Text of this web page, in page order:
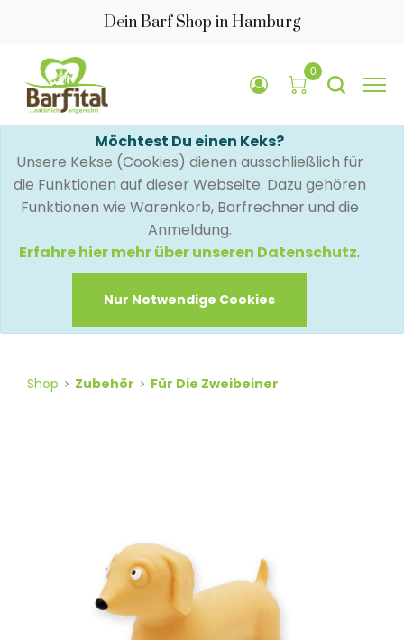
Dein Barf Shop in Hamburg
0
Möchtest Du einen Keks?
Unsere Kekse (Cookies) dienen ausschließlich für
die Funktionen auf dieser Webseite. Dazu gehören
Funktionen wie Warenkorb, Barfrechner und die
Anmeldung.
Erfahre hier mehr über unseren Datenschutz.
Nur Notwendige Cookies
Shop Zubehör Für Die Zweibeiner